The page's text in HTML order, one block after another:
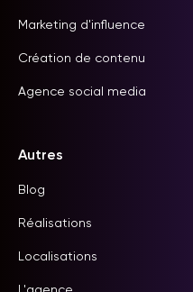
Marketing d'influence
Création de contenu
Agence social media
Autres
Blog
Réalisations
Localisations